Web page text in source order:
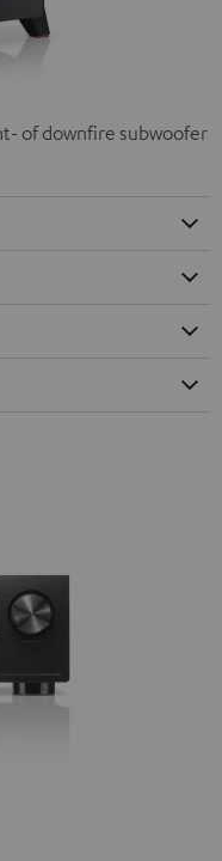
of downfire subwoofer